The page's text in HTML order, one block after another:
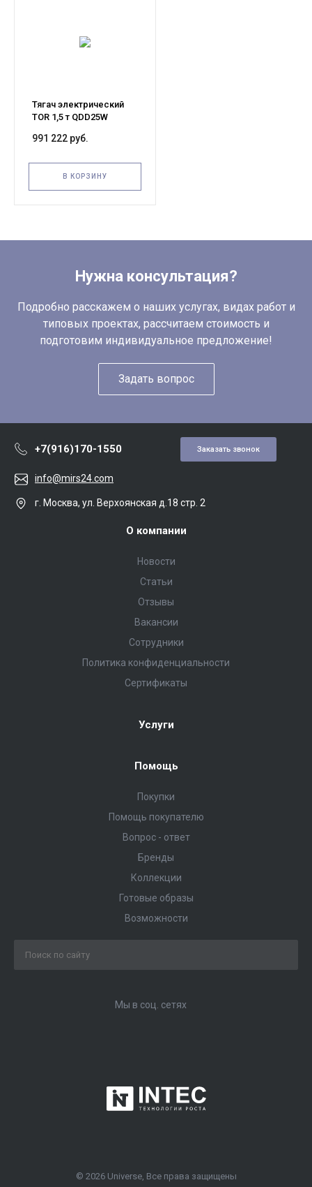
Тягач электрический
TOR 1,5 т QDD25W
пневматические шины)
991 222 руб.
В КОРЗИНУ
Нужна консультация?
Подробно расскажем о наших услугах, видах работ и
типовых проектах, рассчитаем стоимость и
подготовим индивидуальное предложение!
Задать вопрос
+7(916)170-1550 Заказать звонок
info@mirs24.com
г. Москва, ул. Верхоянская д.18 стр. 2
О компании
Новости
Статьи
Отзывы
Вакансии
Сотрудники
Политика конфиденциальности
Сертификаты
Услуги
Помощь
Покупки
Помощь покупателю
Вопрос - ответ
Бренды
Коллекции
Готовые образы
Возможности
Мы в соц. сетях
© 2026 Universe, Все права защищены